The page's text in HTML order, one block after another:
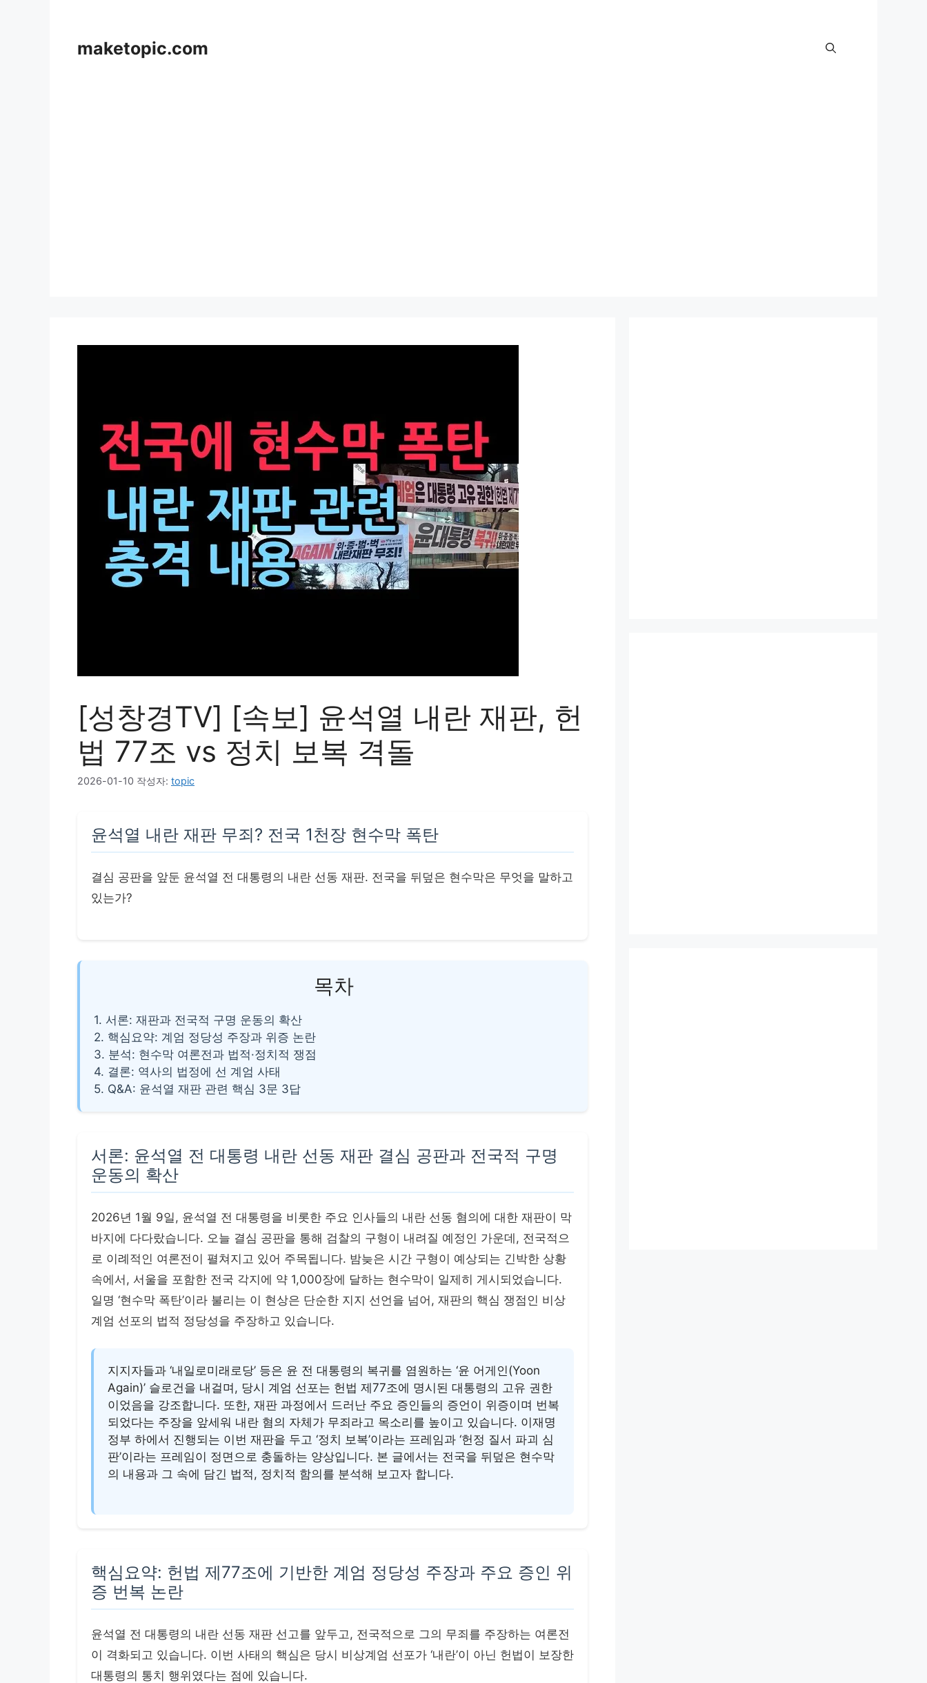
maketopic.com
[성창경TV] [속보] 윤석열 내란 재판, 헌
법 77조 vs 정치 보복 격돌
2026-01-10 작성자: topic
윤석열 내란 재판 무죄? 전국 1천장 현수막 폭탄
결심 공판을 앞둔 윤석열 전 대통령의 내란 선동 재판. 전국을 뒤덮은 현수막은 무엇을 말하고
있는가?
목차
1. 서론: 재판과 전국적 구명 운동의 확산
2. 핵심요약: 계엄 정당성 주장과 위증 논란
3. 분석: 현수막 여론전과 법적·정치적 쟁점
4. 결론: 역사의 법정에 선 계엄 사태
5. Q&A: 윤석열 재판 관련 핵심 3문 3답
서론: 윤석열 전 대통령 내란 선동 재판 결심 공판과 전국적 구명
운동의 확산
2026년 1월 9일, 윤석열 전 대통령을 비롯한 주요 인사들의 내란 선동 혐의에 대한 재판이 막
바지에 다다랐습니다. 오늘 결심 공판을 통해 검찰의 구형이 내려질 예정인 가운데, 전국적으
로 이례적인 여론전이 펼쳐지고 있어 주목됩니다. 밤늦은 시간 구형이 예상되는 긴박한 상황
속에서, 서울을 포함한 전국 각지에 약 1,000장에 달하는 현수막이 일제히 게시되었습니다.
일명 ‘현수막 폭탄’이라 불리는 이 현상은 단순한 지지 선언을 넘어, 재판의 핵심 쟁점인 비상
계엄 선포의 법적 정당성을 주장하고 있습니다.
지지자들과 ‘내일로미래로당’ 등은 윤 전 대통령의 복귀를 염원하는 ‘윤 어게인(Yoon
Again)’ 슬로건을 내걸며, 당시 계엄 선포는 헌법 제77조에 명시된 대통령의 고유 권한
이었음을 강조합니다. 또한, 재판 과정에서 드러난 주요 증인들의 증언이 위증이며 번복
되었다는 주장을 앞세워 내란 혐의 자체가 무죄라고 목소리를 높이고 있습니다. 이재명
정부 하에서 진행되는 이번 재판을 두고 ‘정치 보복’이라는 프레임과 ‘헌정 질서 파괴 심
판’이라는 프레임이 정면으로 충돌하는 양상입니다. 본 글에서는 전국을 뒤덮은 현수막
의 내용과 그 속에 담긴 법적, 정치적 함의를 분석해 보고자 합니다.
핵심요약: 헌법 제77조에 기반한 계엄 정당성 주장과 주요 증인 위
증 번복 논란
윤석열 전 대통령의 내란 선동 재판 선고를 앞두고, 전국적으로 그의 무죄를 주장하는 여론전
이 격화되고 있습니다. 이번 사태의 핵심은 당시 비상계엄 선포가 ‘내란’이 아닌 헌법이 보장한
대통령의 통치 행위였다는 점에 있습니다.